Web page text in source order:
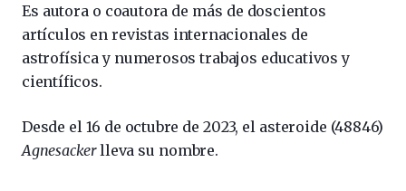
Es autora o coautora de más de doscientos
artículos en revistas internacionales de
astrofísicay numerosos trabajos educativos y
científicos.
Desde el 16 de octubre de 2023, el asteroide (48846)
Agnesackerlleva su nombre.